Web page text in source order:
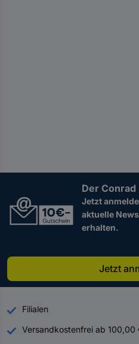
Der
Jetzt
aktuelle
erhalten.
Jetzt
Filialen
Versandkostenfrei ab